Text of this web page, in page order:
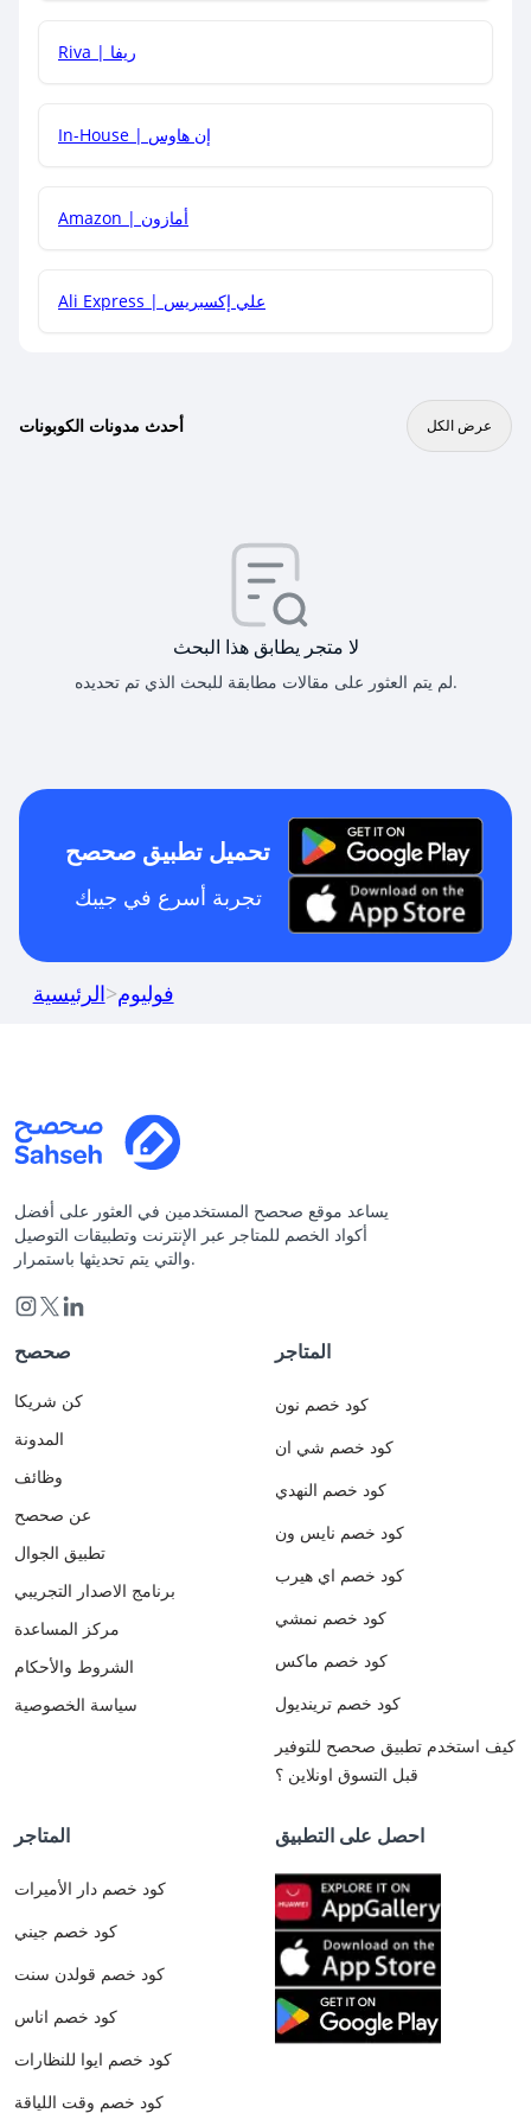
هل يمكنني جمع كود خصم مع العروض الأخرى؟
Riva | ريفا
In-House | إن هاوس
Amazon | أمازون
Ali Express | علي إكسبريس
أحدث مدونات الكوبونات عرض الكل
لا متجر يطابق هذا البحث
لم يتم العثور على مقالات مطابقة للبحث الذي تم تحديده.
تحميل تطبيق صحصح
تجربة أسرع في جيبك
الرئيسية>فوليوم
يساعد موقع صحصح المستخدمين في العثور على أفضل
أكواد الخصم للمتاجر عبر الإنترنت وتطبيقات التوصيل
والتي يتم تحديثها باستمرار.
صحصح
كن شريكا
المدونة
وظائف
عن صحصح
تطبيق الجوال
برنامج الاصدار التجريبي
مركز المساعدة
الشروط والأحكام
سياسة الخصوصية
المتاجر
كود خصم نون
كود خصم شي ان
كود خصم النهدي
كود خصم نايس ون
كود خصم اي هيرب
كود خصم نمشي
كود خصم ماكس
كود خصم ترينديول
كيف استخدم تطبيق صحصح للتوفير
قبل التسوق اونلاين ؟
المتاجر
كود خصم دار الأميرات
كود خصم جيني
كود خصم قولدن سنت
كود خصم اناس
كود خصم ايوا للنظارات
كود خصم وقت اللياقة
احصل على التطبيق